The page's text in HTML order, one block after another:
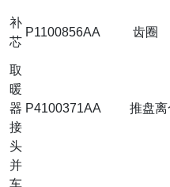
补
芯
P1100856AA 齿圈
取
暖
器
接
头
P4100371AA 推盘离
并